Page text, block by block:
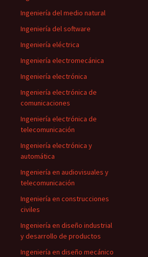
Ingeniería del medio natural
Ingeniería del software
Ingeniería eléctrica
Ingeniería electromecánica
Ingeniería electrónica
Ingeniería electrónica de
comunicaciones
Ingeniería electrónica de
telecomunicación
Ingeniería electrónica y
automática
Ingeniería en audiovisuales y
telecomunicación
Ingeniería en construcciones
civiles
Ingeniería en diseño industrial
y desarrollo de productos
Ingeniería en diseño mecánico